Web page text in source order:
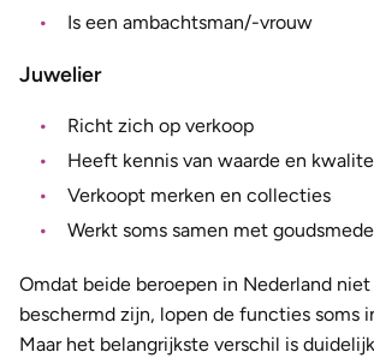
Is een ambachtsman/-vrouw
Juwelier
Richt zich op verkoop
Heeft kennis van waarde en
Verkoopt merken en collecties
Werkt soms samen met
Omdat beide beroepen in Nederland
beschermd zijn, lopen de functies soms
Maar het belangrijkste verschil is